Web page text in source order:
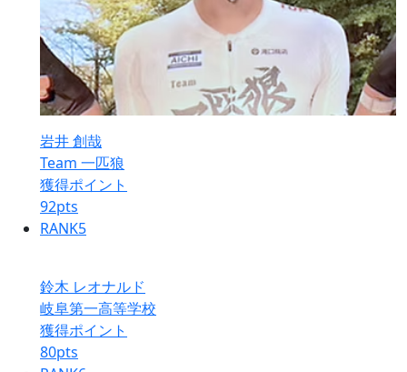
岩井 創哉
Team 一匹狼
獲得ポイント
92pts
RANK5
鈴木 レオナルド
岐阜第一高等学校
獲得ポイント
80pts